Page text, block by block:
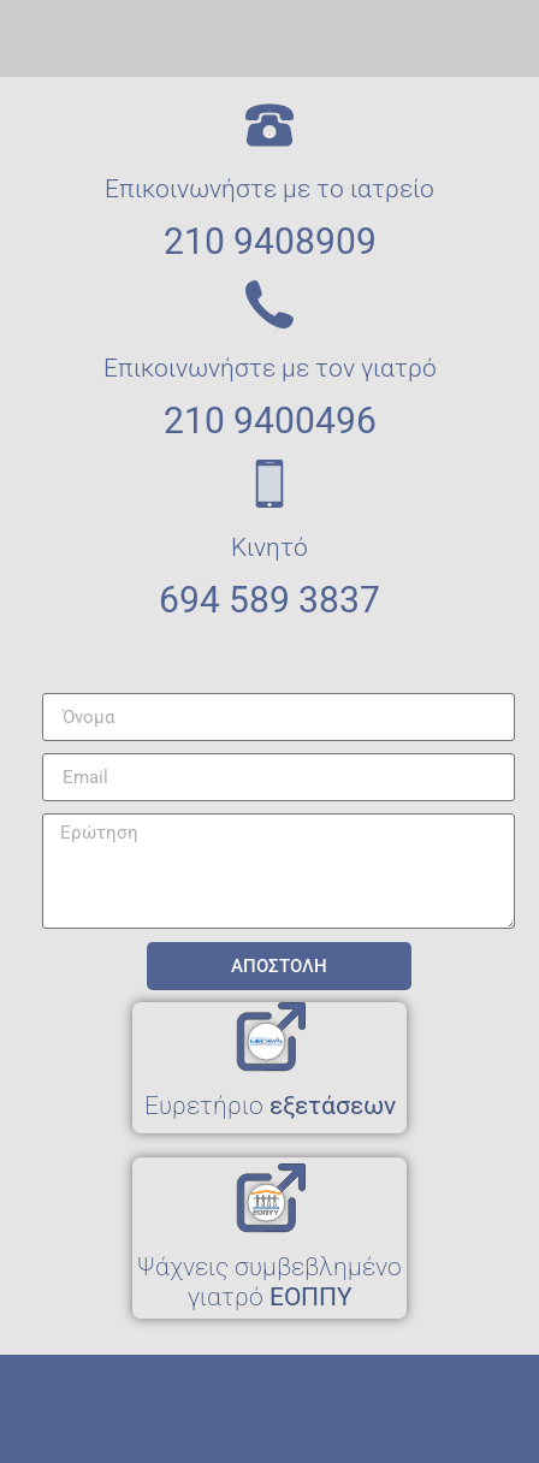
Επικοινωνήστε με το ιατρείο
210 9408909
Επικοινωνήστε με τον γιατρό
210 9400496
Κινητό
694 589 3837
ΑΠΟΣΤΟΛΗ
Eυρετήριο εξετάσεων
Ψάχνεις συμβεβλημένο
γιατρό ΕΟΠΠΥ